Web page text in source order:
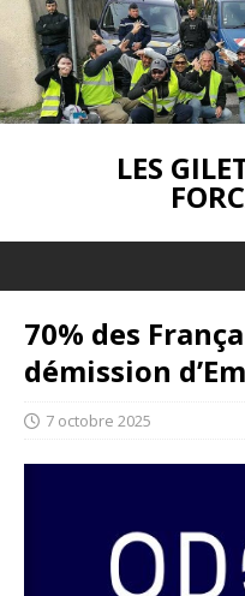
LES
70% des
démission
7 octobre 2025